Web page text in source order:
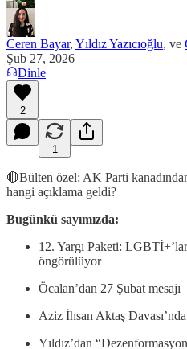
Ceren Bayar, Yıldız Yazıcıoğlu, ve
Şub 27, 2026
Dinle
2
1
🔴Bülten özel: AK Parti
hangi açıklama geldi?
Bugünkü sayımızda:
12. Yargı Paketi:
öngörülüyor
Öcalan’dan 27 Şubat mesajı
Aziz İhsan Aktaş
Yıldız’dan